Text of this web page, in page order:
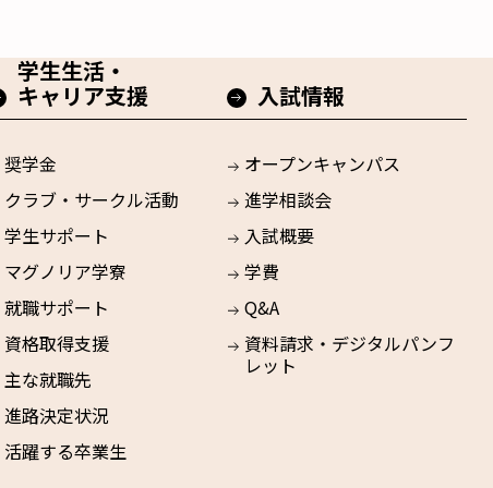
学生生活・
キャリア支援
奨学金
クラブ・サークル活動
学生サポート
マグノリア学寮
就職サポート
資格取得支援
主な就職先
進路決定状況
活躍する卒業生
入試情報
オープンキャンパス
進学相談会
入試概要
学費
Q&A
資料請求・デジタルパンフ
レット